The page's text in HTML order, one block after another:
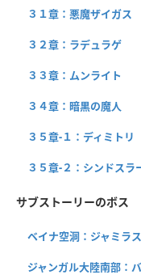
３１章：悪魔ザイガス
３２章：ラデュラゲ
３３章：ムンライト
３４章：暗黒の魔人
３５章-１：ディミトリ
３５章-２：シンドスラ
サブストーリーのボス
ベイナ空洞：ジャミラス
ジャンガル大陸南部：